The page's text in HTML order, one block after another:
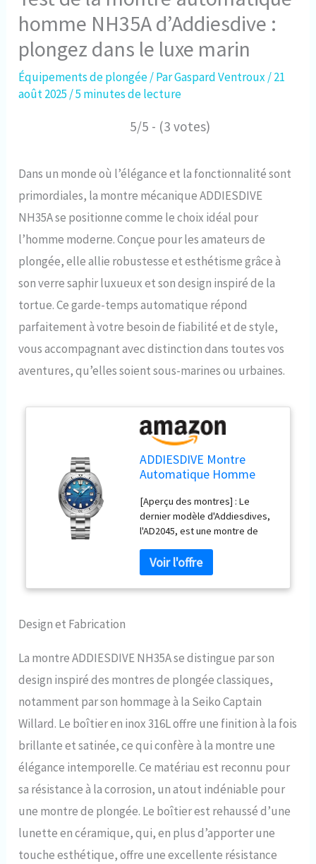
homme NH35A d’Addiesdive :
plongez dans le luxe marin
Équipements de plongée/ ParGaspard Ventroux/21
août 2025 /5 minutes de lecture
5/5 - (3 votes)
Dans un monde où l’élégance et la fonctionnalité sont
primordiales, la montre mécanique ADDIESDIVE
NH35A se positionne comme le choix idéal pour
l’homme moderne. Conçue pour les amateurs de
plongée, elle allie robustesse et esthétisme grâce à
son verre saphir luxueux et son design inspiré de la
tortue. Ce garde-temps automatique répond
parfaitement à votre besoin de fiabilité et de style,
vous accompagnant avec distinction dans toutes vos
aventures, qu’elles soient sous-marines ou urbaines.
ADDIESDIVE Montre
Automatique Homme
Luxueux Montre de
plongée Tortue Montre
analogique Homme -
Bleu Marine
[Aperçu des montres] : Le
dernier modèle d'Addiesdives,
l'AD2045, est une montre de
étanche à 200 mètres, avec des
éléments de profondeur. Le
cadran 3D est gravé de motifs
luminescente BGW9 et le boîtier
classique en forme de tortue
est associé à un bracelet en
acier inoxydable 316L de qualité
marine avec une boucle
déployante à double fermeture.
[Matériaux de la montre] :
Boîtier et bracelet en acier
inoxydable 316L, lunette en
acier inoxydable 316L et verre
saphir synthétique avec
traitement antireflet AR,
mouvement automatique
japonais NH35A, réserve
Design et Fabrication
La montre ADDIESDIVE NH35A se distingue par son
design inspiré des montres de plongée classiques,
notamment par son hommage à la Seiko Captain
Willard. Le boîtier en inox 316L offre une finition à la fois
brillante et satinée, ce qui confère à la montre une
élégance intemporelle. Ce matériau est reconnu pour
sa résistance à la corrosion, un atout indéniable pour
une montre de plongée. Le boîtier est rehaussé d’une
lunette en céramique, qui, en plus d’apporter une
touche esthétique, offre une excellente résistance